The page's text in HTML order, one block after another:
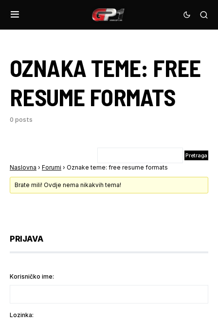
OZNAKA TEME: FREE
RESUME FORMATS
0 posts
Naslovna › Forumi › Oznake teme: free resume formats
Brate mili! Ovdje nema nikakvih tema!
PRIJAVA
Korisničko ime:
Lozinka: